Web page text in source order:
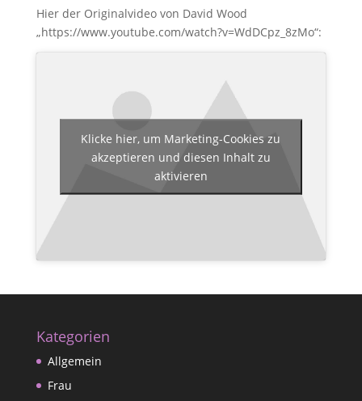
Hier der Originalvideo von David Wood
„https://www.youtube.com/watch?v=WdDCpz_8zMo“:
Klicke hier, um Marketing-Cookies zu
akzeptieren und diesen Inhalt zu
aktivieren
Kategorien
Allgemein
Frau